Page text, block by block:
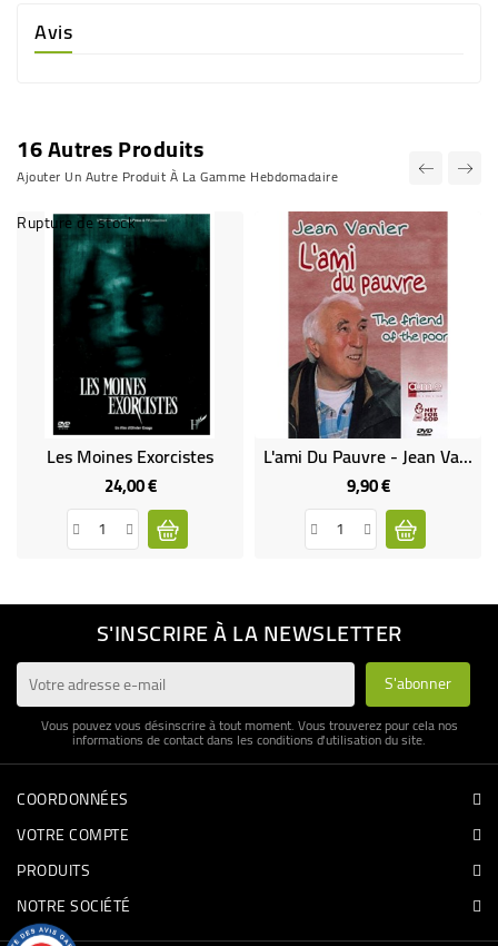
Avis
16 Autres Produits
Ajouter Un Autre Produit À La Gamme Hebdomadaire
Rupture de stock
Les Moines Exorcistes
24,00 €Prix
L'ami Du Pauvre - Jean Vanier
9,90 €Prix
S'INSCRIRE À LA NEWSLETTER
Vous pouvez vous désinscrire à tout moment. Vous trouverez pour cela nos
informations de contact dans les conditions d'utilisation du site.
COORDONNÉES
VOTRE COMPTE
PRODUITS
NOTRE SOCIÉTÉ